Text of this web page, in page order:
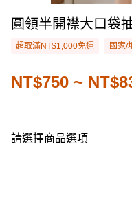
圓領半開襟大口袋
超取滿NT$1,000免運 國家/
NT$750 ~
請選擇商品選項